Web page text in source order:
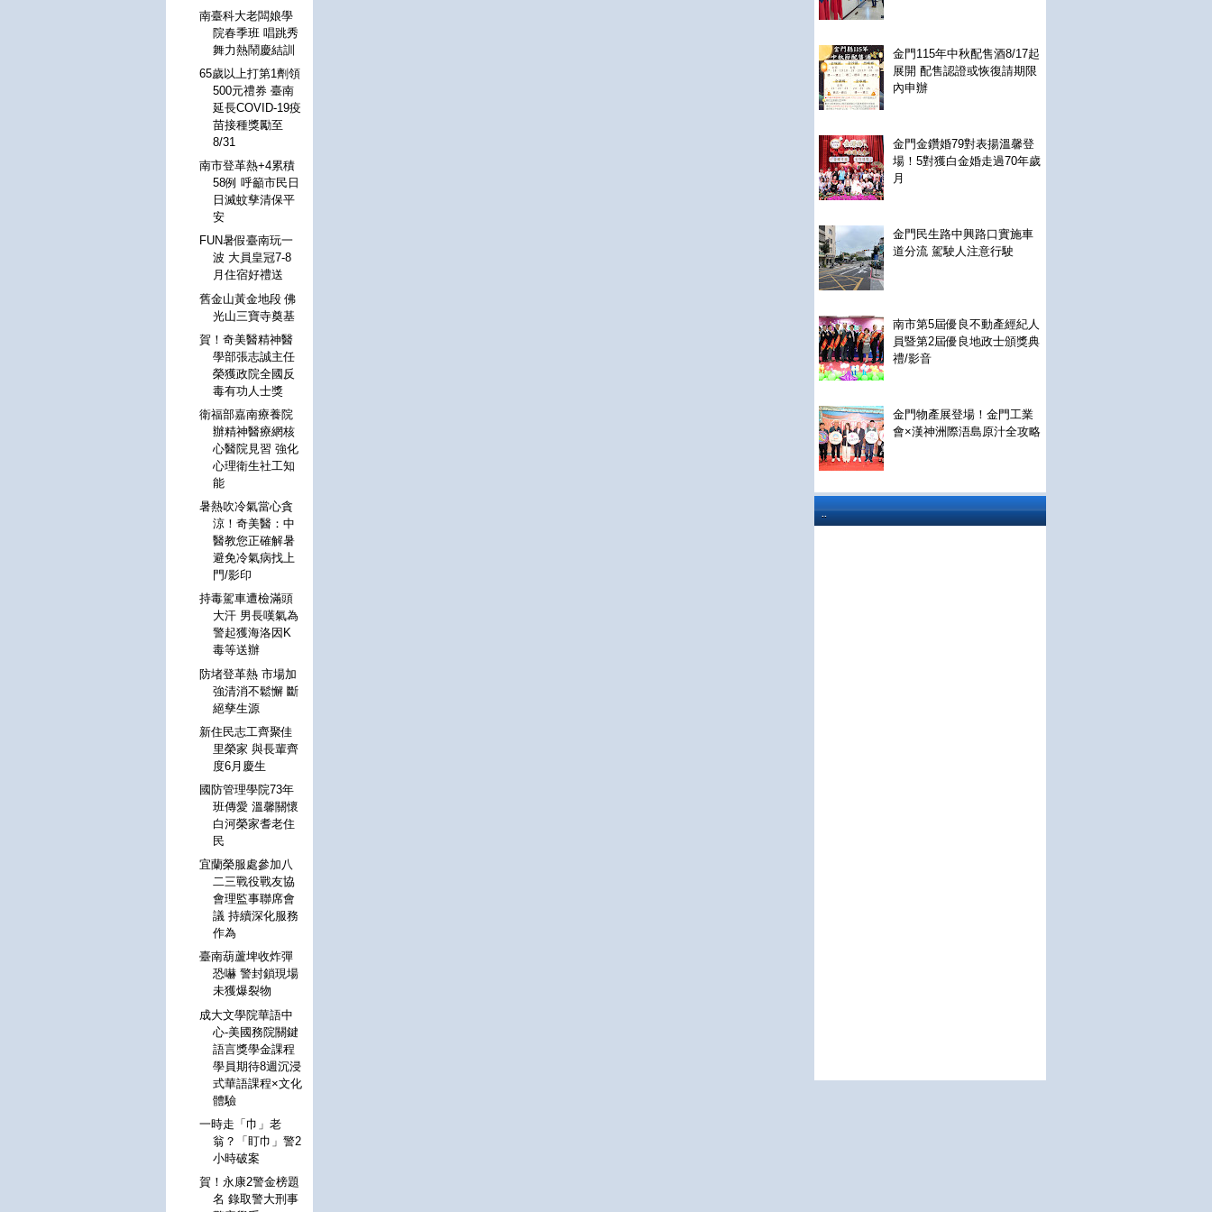
金門115年中秋配售酒8/17起
展開 配售認證或恢復請期限
內申辦
金門金鑽婚79對表揚溫馨登
場！5對獲白金婚走過70年歲
月
金門民生路中興路口實施車
道分流 駕駛人注意行駛
南市第5屆優良不動產經紀人
員暨第2屆優良地政士頒獎典
禮/影音
金門物產展登場！金門工業
會×漢神洲際浯島原汁全攻略
..
南臺科大老闆娘學
院春季班 唱跳秀
舞力熱鬧慶結訓
65歲以上打第1劑領
500元禮券 臺南
延長COVID-19疫
苗接種獎勵至
8/31
南市登革熱+4累積
58例 呼籲市民日
日滅蚊孳清保平
安
FUN暑假臺南玩一
波 大員皇冠7-8
月住宿好禮送
舊金山黃金地段 佛
光山三寶寺奠基
賀！奇美醫精神醫
學部張志誠主任
榮獲政院全國反
毒有功人士獎
衛福部嘉南療養院
辦精神醫療網核
心醫院見習 強化
心理衛生社工知
能
暑熱吹冷氣當心貪
涼！奇美醫：中
醫教您正確解暑
避免冷氣病找上
門/影印
持毒駕車遭檢滿頭
大汗 男長嘆氣為
警起獲海洛因K
毒等送辦
防堵登革熱 市場加
強清消不鬆懈 斷
絕孳生源
新住民志工齊聚佳
里榮家 與長輩齊
度6月慶生
國防管理學院73年
班傳愛 溫馨關懷
白河榮家耆老住
民
宜蘭榮服處參加八
二三戰役戰友協
會理監事聯席會
議 持續深化服務
作為
臺南葫蘆埤收炸彈
恐嚇 警封鎖現場
未獲爆裂物
成大文學院華語中
心-美國務院關鍵
語言獎學金課程
學員期待8週沉浸
式華語課程×文化
體驗
一時走「巾」老
翁？「盯巾」警2
小時破案
賀！永康2警金榜題
名 錄取警大刑事